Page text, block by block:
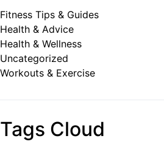
Fitness Tips & Guides
Health & Advice
Health & Wellness
Uncategorized
Workouts & Exercise
Tags Cloud